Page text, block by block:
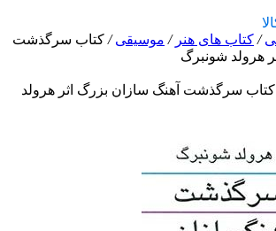
/ کتاب های هنر / موسیقی/ کتاب سرگذشت
هرولد شونبرگ
کتاب سرگذشت آهنگ سازان بزرگ اثر هرولد